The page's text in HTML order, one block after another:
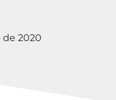
2020